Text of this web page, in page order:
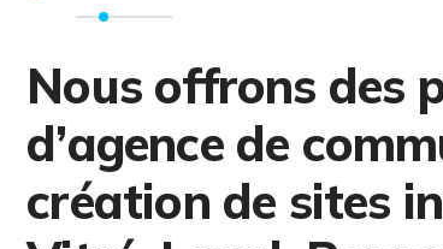
Nous offrons des
d’agence de
création de sites